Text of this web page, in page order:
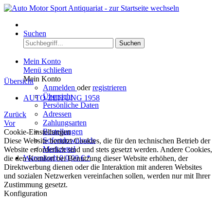
Suchen
Suchen
Mein Konto
Menü schließen
Mein Konto
Anmelden oderregistrieren
Übersicht
Persönliche Daten
Adressen
Zahlungsarten
Bestellungen
Sofortdownloads
Merkzettel
Warenkorb0 0,00 € *
Übersicht
AUTO ZEITUNG 1958
Zurück
Vor
Cookie-Einstellungen
Diese Website benutzt Cookies, die für den technischen Betrieb der
Website erforderlich sind und stets gesetzt werden. Andere Cookies,
die den Komfort bei Benutzung dieser Website erhöhen, der
Direktwerbung dienen oder die Interaktion mit anderen Websites
und sozialen Netzwerken vereinfachen sollen, werden nur mit Ihrer
Zustimmung gesetzt.
Konfiguration